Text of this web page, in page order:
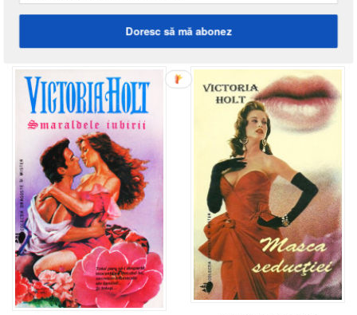
deVictoria Holt deVictoria Holt
Doresc să mă abonez